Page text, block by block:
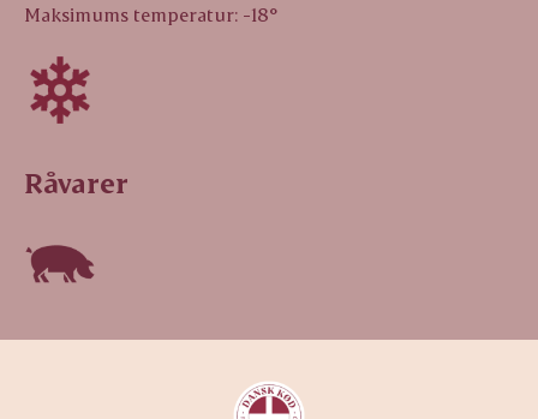
Maksimums temperatur: -18°
Råvarer